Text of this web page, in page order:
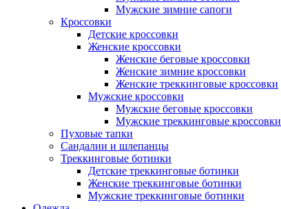
Мужские зимние сапоги
Кроссовки
Детские кроссовки
Женские кроссовки
Женские беговые кроссовки
Женские зимние кроссовки
Женские треккинговые кроссовки
Мужские кроссовки
Мужские беговые кроссовки
Мужские треккинговые кроссовки
Пуховые тапки
Сандалии и шлепанцы
Треккинговые ботинки
Детские треккинговые ботинки
Женские треккинговые ботинки
Мужские треккинговые ботинки